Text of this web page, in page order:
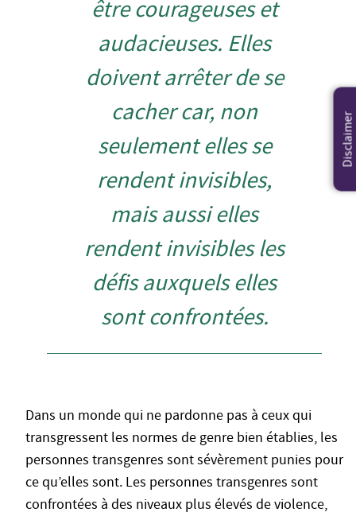
être courageuses et
audacieuses. Elles
doivent arrêter de se
cacher car, non
seulement elles se
rendent invisibles,
mais aussi elles
rendent invisibles les
défis auxquels elles
sont confrontées.
Dans un monde qui ne pardonne pas à ceux qui
transgressent les normes de genre bien établies, les
personnes transgenres sont sévèrement punies pour
ce qu’elles sont. Les personnes transgenres sont
confrontées à des niveaux plus élevés de violence,
Disclaimer